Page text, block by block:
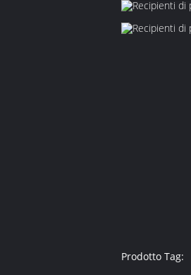
Prodotto Tag: